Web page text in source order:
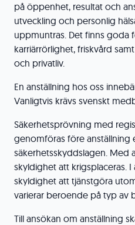
på öppenhet, resultat och
utveckling och personlig
uppmuntras. Det finns goda
karriärrörlighet, friskvård
och privatliv.
En anställning hos oss
Vanligtvis krävs svenskt
Säkerhetsprövning med
genomföras före anställning
säkerhetsskyddslagen. Med
skyldighet att krigsplaceras.
skyldighet att tjänstgöra
varierar beroende på typ av
Till ansökan om anställning